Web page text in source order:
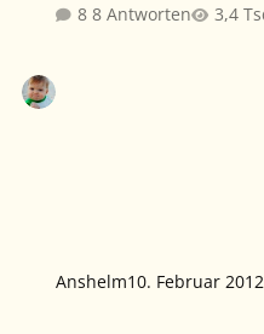
8 Antworten
Anshelm10. Februar 2012